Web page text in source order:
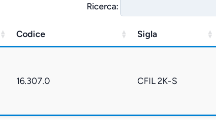
Ricerca:
Codice Sigla
16.307.0 CFIL 2K-S